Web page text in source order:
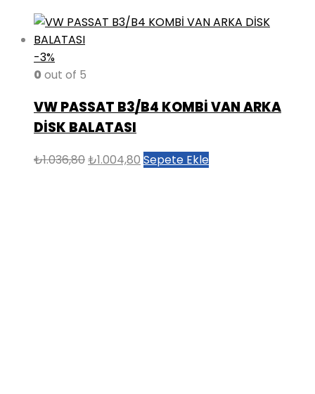
-3%
0 out of 5
VW PASSAT B3/B4 KOMBİ VAN ARKA
DİSK BALATASI
₺1.036,80Orijinal
₺1.004,80 Şu
Sepete Ekle